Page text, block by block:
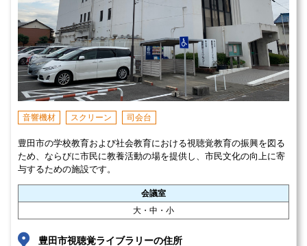
音響機材 スクリーン 司会台
豊田市の学校教育および社会教育における視聴覚教育の振興を図る
ため、ならびに市民に教養活動の場を提供し、市民文化の向上に寄
与するための施設です。
会議室
大・中・小
豊田市視聴覚ライブラリーの住所